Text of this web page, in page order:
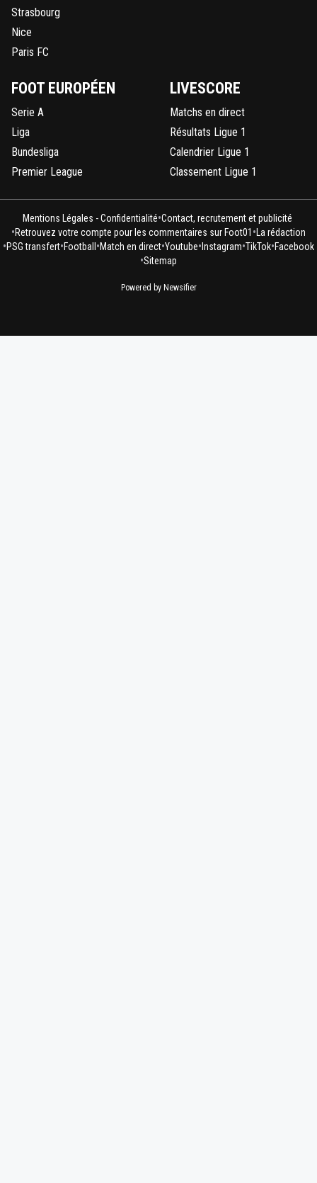
Strasbourg
Nice
Paris FC
FOOT EUROPÉEN
Serie A
Liga
Bundesliga
Premier League
LIVESCORE
Matchs en direct
Résultats Ligue 1
Calendrier Ligue 1
Classement Ligue 1
Mentions Légales - Confidentialité•Contact, recrutement et publicité
•Retrouvez votre compte pour les commentaires sur Foot01 •La rédaction
•PSG transfert•Football•Match en direct•Youtube•Instagram•TikTok•Facebook
•Sitemap
Powered by Newsifier